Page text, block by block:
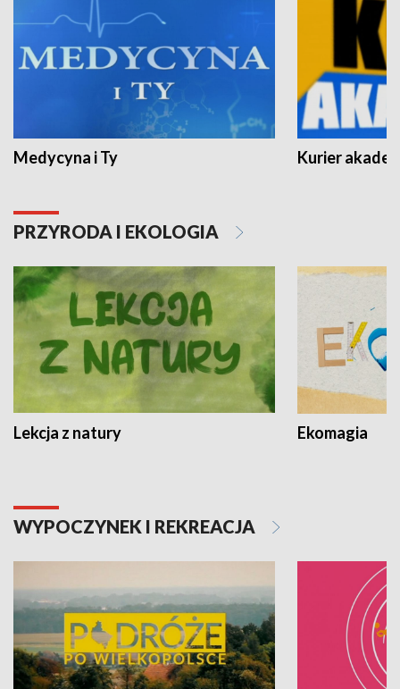
Medycyna i Ty Kurier
PRZYRODA I EKOLOGIA
Lekcja z natury Ekomagia
WYPOCZYNEK I REKREACJA